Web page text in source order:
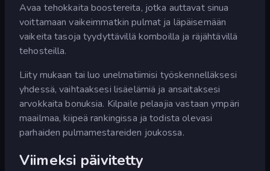
Avaa tehokkaita boostereita, jotka auttavat sinua
voittamaan vaikeimmatkin pulmat ja läpäisemään
vaikeita tasoja tyydyttävillä komboilla ja räjähtävillä
tehosteilla.
Liity mukaan tai luo unelmatiimisi työskennelläksesi
yhdessä, vaihtaaksesi lisäelämiä ja ansaitaksesi
arvokkaita bonuksia. Kilpaile pelaajia vastaan ympäri
maailmaa, kiipeä rankingissa ja todista olevasi
parhaiden pulmamestareiden joukossa.
Viimeksi päivitetty